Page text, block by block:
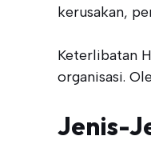
kerusakan,
Keterlibatan
organisasi.
Jenis-